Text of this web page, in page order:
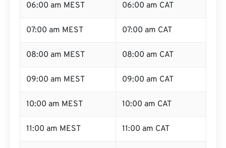
06:00 am MEST 06:00 am CAT
07:00 am MEST 07:00 am CAT
08:00 am MEST 08:00 am CAT
09:00 am MEST 09:00 am CAT
10:00 am MEST 10:00 am CAT
11:00 am MEST 11:00 am CAT